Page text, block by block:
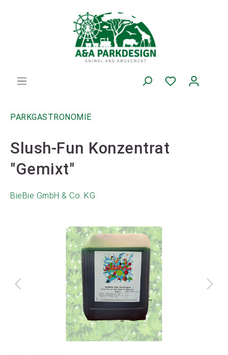
PARKGASTRONOMIE
Slush-Fun Konzentrat
"Gemixt"
BieBie GmbH & Co. KG